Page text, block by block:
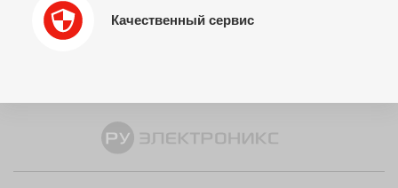
Качественный сервис